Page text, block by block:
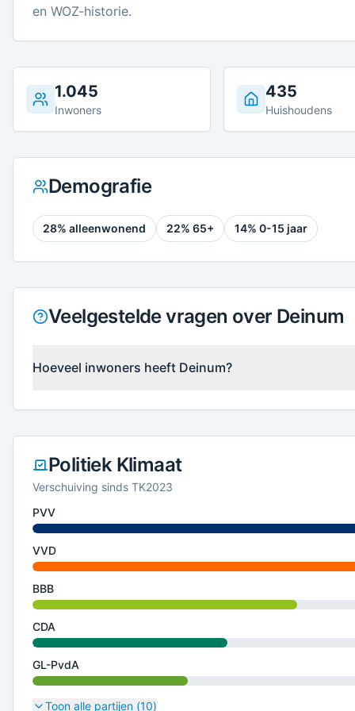
en WOZ-historie.
1.045
Inwoners
435
Huishoudens
Demografie
28% alleenwonend 22% 65+ 14% 0-15 jaar
Veelgestelde vragen over Deinum
Hoeveel inwoners heeft Deinum?
Politiek Klimaat
Verschuiving sinds TK2023
PVV
VVD
BBB
CDA
GL-PvdA
Toon alle partijen (10)